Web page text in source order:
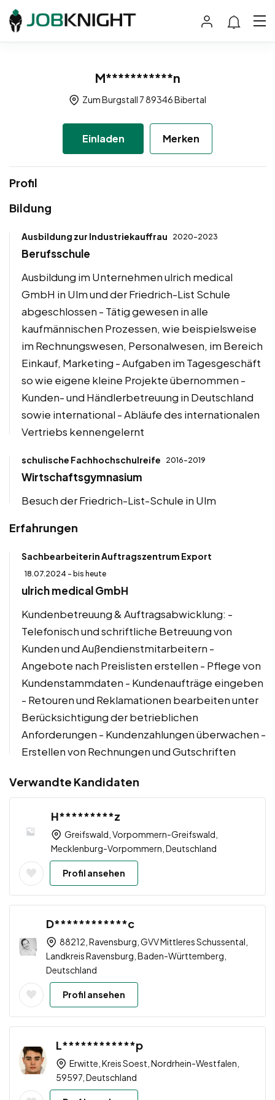
M***********n
Zum Burgstall 7 89346 Bibertal
Einladen Merken
Profil
Bildung
Ausbildung zur Industriekauffrau 2020-2023
Berufsschule
Ausbildung im Unternehmen ulrich medical
GmbH in Ulm und der Friedrich-List Schule
abgeschlossen - Tätig gewesen in alle
kaufmännischen Prozessen, wie beispielsweise
im Rechnungswesen, Personalwesen, im Bereich
Einkauf, Marketing - Aufgaben im Tagesgeschäft
so wie eigene kleine Projekte übernommen -
Kunden- und Händlerbetreuung in Deutschland
sowie international - Abläufe des internationalen
Vertriebs kennengelernt
schulische Fachhochschulreife 2016-2019
Wirtschaftsgymnasium
Besuch der Friedrich-List-Schule in Ulm
Erfahrungen
Sachbearbeiterin Auftragszentrum Export
18.07.2024 - bis heute
ulrich medical GmbH
Kundenbetreuung & Auftragsabwicklung: -
Telefonisch und schriftliche Betreuung von
Kunden und Außendienstmitarbeitern -
Angebote nach Preislisten erstellen - Pflege von
Kundenstammdaten - Kundenaufträge eingeben
- Retouren und Reklamationen bearbeiten unter
Berücksichtigung der betrieblichen
Anforderungen - Kundenzahlungen überwachen -
Erstellen von Rechnungen und Gutschriften
Verwandte Kandidaten
H*********z
Greifswald, Vorpommern-Greifswald,
Mecklenburg-Vorpommern, Deutschland
Profil ansehen
D************c
88212, Ravensburg, GVV Mittleres Schussental,
Landkreis Ravensburg, Baden-Württemberg,
Deutschland
Profil ansehen
L************p
Erwitte, Kreis Soest, Nordrhein-Westfalen,
59597, Deutschland